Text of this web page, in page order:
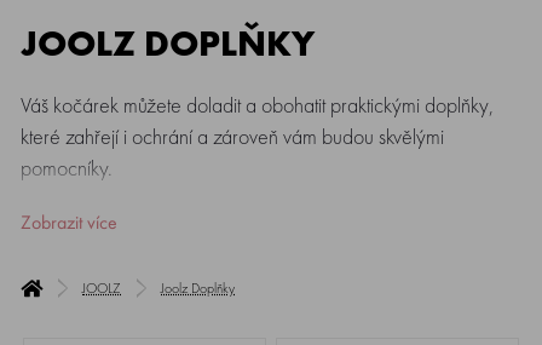
JOOLZ DOPLŇKY
Váš kočárek můžete doladit a obohatit praktickými doplňky,
které zahřejí i ochrání a zároveň vám budou skvělými
pomocníky.
Zobrazit více
JOOLZ Joolz Doplňky